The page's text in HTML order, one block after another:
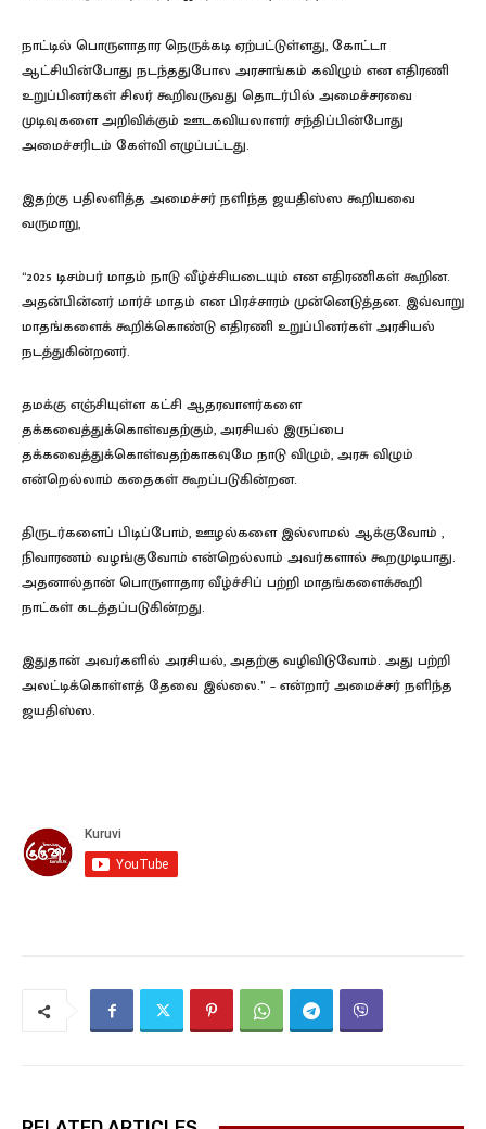
நாட்டில் பொருளாதார நெருக்கடி ஏற்பட்டுள்ளது, கோட்டா
ஆட்சியின்போது நடந்ததுபோல அரசாங்கம் கவிழும் என எதிரணி
உறுப்பினர்கள் சிலர் கூறிவருவது தொடர்பில் அமைச்சரவை
முடிவுகளை அறிவிக்கும் ஊடகவியலாளர் சந்திப்பின்போது
அமைச்சரிடம் கேள்வி எழுப்பட்டது.
இதற்கு பதிலளித்த அமைச்சர் நளிந்த ஜயதிஸ்ஸ கூறியவை
வருமாறு,
“2025 டிசம்பர் மாதம் நாடு வீழ்ச்சியடையும் என எதிரணிகள் கூறின.
அதன்பின்னர் மார்ச் மாதம் என பிரச்சாரம் முன்னெடுத்தன. இவ்வாறு
மாதங்களைக் கூறிக்கொண்டு எதிரணி உறுப்பினர்கள் அரசியல்
நடத்துகின்றனர்.
தமக்கு எஞ்சியுள்ள கட்சி ஆதரவாளர்களை
தக்கவைத்துக்கொள்வதற்கும், அரசியல் இருப்பை
தக்கவைத்துக்கொள்வதற்காகவுமே நாடு விழும், அரசு விழும்
என்றெல்லாம் கதைகள் கூறப்படுகின்றன.
திருடர்களைப் பிடிப்போம், ஊழல்களை இல்லாமல் ஆக்குவோம் ,
நிவாரணம் வழங்குவோம் என்றெல்லாம் அவர்களால் கூறமுடியாது.
அதனால்தான் பொருளாதார வீழ்ச்சிப் பற்றி மாதங்களைக்கூறி
நாட்கள் கடத்தப்படுகின்றது.
இதுதான் அவர்களில் அரசியல், அதற்கு வழிவிடுவோம். அது பற்றி
அலட்டிக்கொள்ளத் தேவை இல்லை.” – என்றார் அமைச்சர் நளிந்த
ஜயதிஸ்ஸ.